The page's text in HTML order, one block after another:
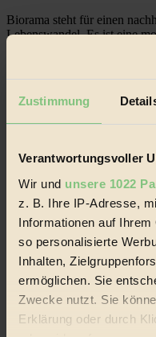
Zustimmung
Verantwortungsvoller
Wir und unsere 1022
z. B. Ihre IP-Adresse,
Informationen auf
so personalisierte
Inhalten,
ermöglichen. Sie
Zwecke nutzt. Sie
Erklärung oder durch
Biorama steht für einen
Lebenswandel. Es ist eine
alternativer Energien.
Social Media
Themen
Bio